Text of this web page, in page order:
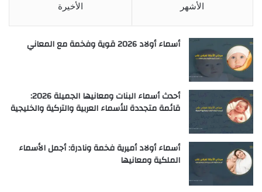
الأشهر الأخيرة
أسماء أولاد 2026 قوية وفخمة مع المعاني
أحدث أسماء البنات ومعانيها الجميلة 2026:
قائمة متجددة للأسماء العربية والتركية والخليجية
أسماء أولاد أميرية فخمة ونادرة: أجمل الأسماء
الملكية ومعانيها